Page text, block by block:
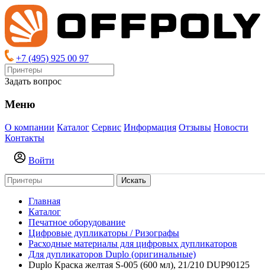
+7 (495) 925 00 97
Задать вопрос
Меню
О компании Каталог Сервис Информация Отзывы Новости
Контакты
Войти
Искать
Главная
Каталог
Печатное оборудование
Цифровые дупликаторы / Ризографы
Расходные материалы для цифровых дупликаторов
Для дупликаторов Duplo (оригинальные)
Duplo Краска желтая S-005 (600 мл), 21/210 DUP90125